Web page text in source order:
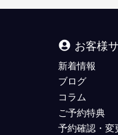
お客様
新着情報
ブログ
コラム
ご予約特典
予約確認・変